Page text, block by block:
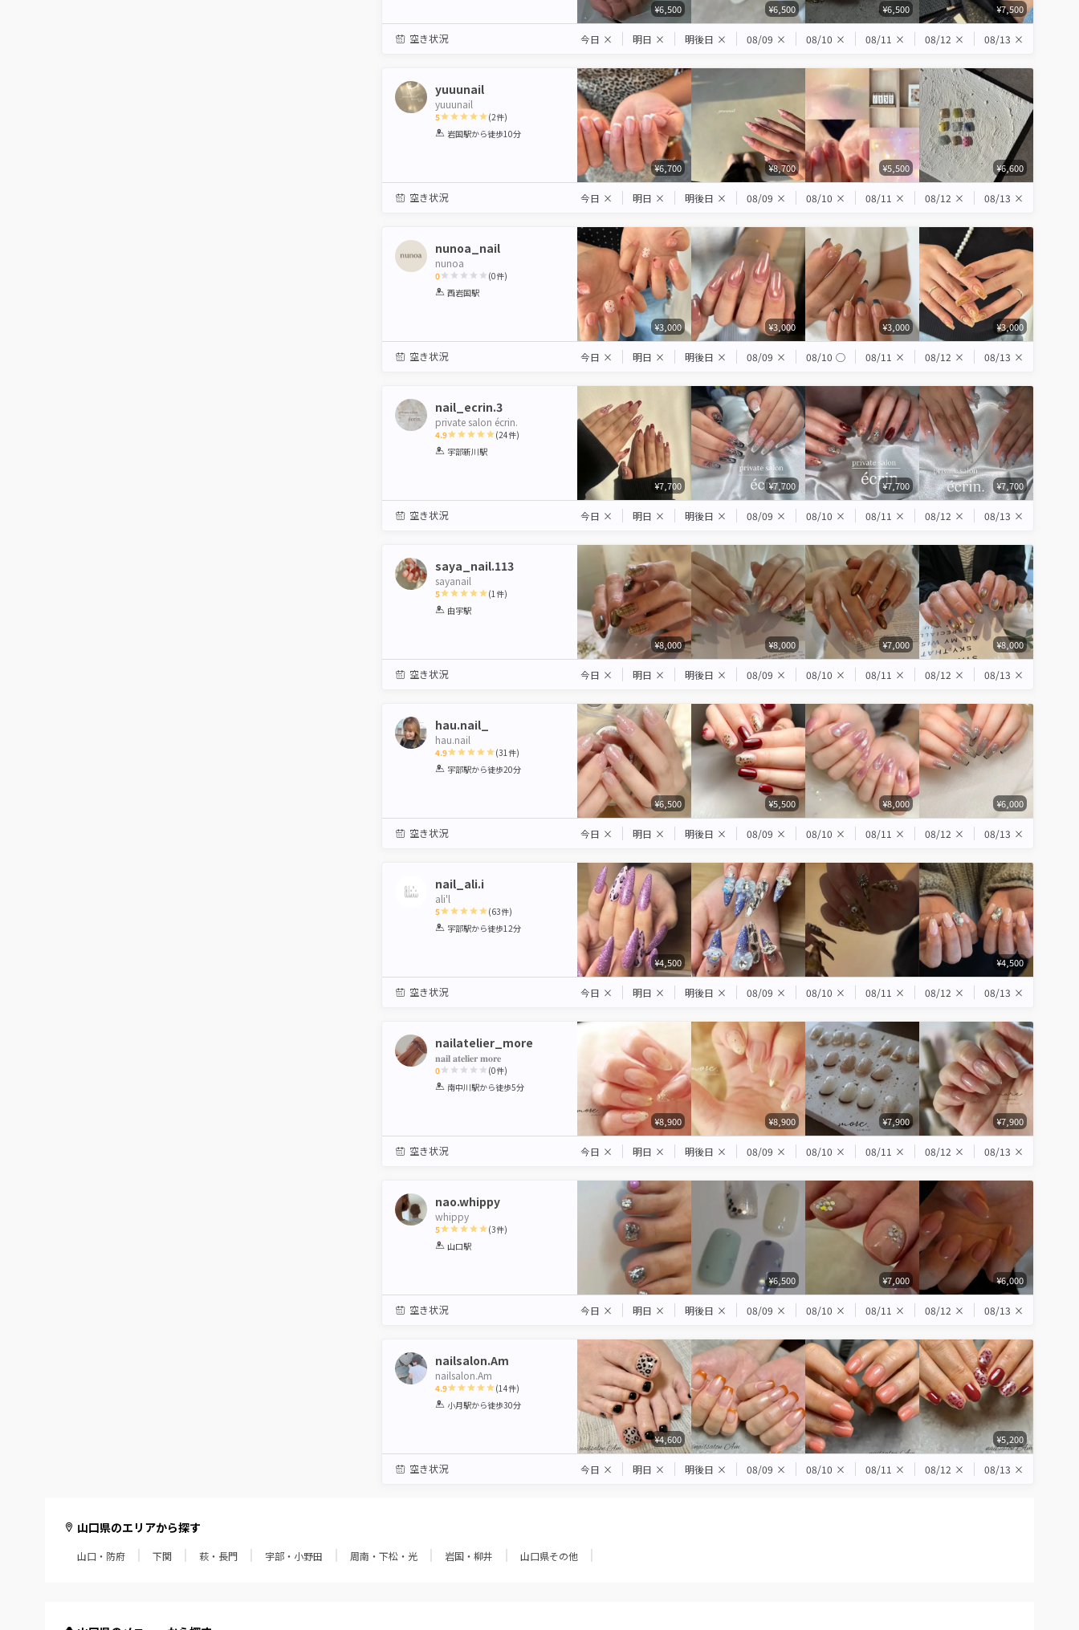
¥6,500 ¥6,500 ¥6,500 ¥7,500
空き状況 今日 × 明日 × 明後日 × 08/09 × 08/10 × 08/11 × 08/12 × 08/13 ×
yuuunail
yuuunail
5
1 2 3 4 5
(2件)
岩国駅から徒歩10分
¥6,700 ¥8,700 ¥5,500 ¥6,600
空き状況 今日 × 明日 × 明後日 × 08/09 × 08/10 × 08/11 × 08/12 × 08/13 ×
nunoa_nail
nunoa
0
1 2 3 4 5
(0件)
西岩国駅
¥3,000 ¥3,000 ¥3,000 ¥3,000
空き状況 今日 × 明日 × 明後日 × 08/09 × 08/10 ◯ 08/11 × 08/12 × 08/13 ×
nail_ecrin.3
private salon écrin.
4.9
1 2 3 4 5
(24件)
宇部新川駅
¥7,700 ¥7,700 ¥7,700 ¥7,700
空き状況 今日 × 明日 × 明後日 × 08/09 × 08/10 × 08/11 × 08/12 × 08/13 ×
saya_nail.113
sayanail
5
1 2 3 4
(1 件)
由宇駅
¥8,000 ¥8,000 ¥7,000 ¥8,000
空き状況 今日 × 明日 × 明後日 × 08/09 × 08/10 × 08/11 × 08/12 × 08/13 ×
hau.nail_
hau.nail
4.9
1 2 3 4 5
(31 件)
宇部駅から徒歩20分
¥6,500 ¥5,500 ¥8,000 ¥6,000
空き状況 今日 × 明日 × 明後日 × 08/09 × 08/10 × 08/11 × 08/12 × 08/13 ×
nail_ali.i
ali'l
5
1 2 3 4 5
(63件)
宇部駅から徒歩12分
¥4,500 ¥4,500
空き状況 今日 × 明日 × 明後日 × 08/09 × 08/10 × 08/11 × 08/12 × 08/13 ×
nailatelier_more
𝐧𝐚𝐢𝐥 𝐚𝐭𝐞𝐥𝐢𝐞𝐫 𝐦𝐨𝐫𝐞
0
1 2 3 4 5
(0件)
南中川駅から徒歩5分
¥8,900 ¥8,900 ¥7,900 ¥7,900
空き状況 今日 × 明日 × 明後日 × 08/09 × 08/10 × 08/11 × 08/12 × 08/13 ×
nao.whippy
whippy
5
1 2 3 4
(3件)
山口駅
¥6,500 ¥7,000 ¥6,000
空き状況 今日 × 明日 × 明後日 × 08/09 × 08/10 × 08/11 × 08/12 × 08/13 ×
nailsalon.Am
nailsalon.Am
4.9
1 2 3 4 5
(14件)
小月駅から徒歩30分
¥4,600 ¥5,200
空き状況 今日 × 明日 × 明後日 × 08/09 × 08/10 × 08/11 × 08/12 × 08/13 ×
山口県のエリアから探す
山口・防府 下関 萩・長門 宇部・小野田 周南・下松・光 岩国・柳井 山口県その他